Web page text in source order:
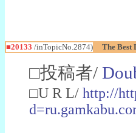
■20133 /inTopicNo.2874) The Best
□投稿者/
□U R L/ http://